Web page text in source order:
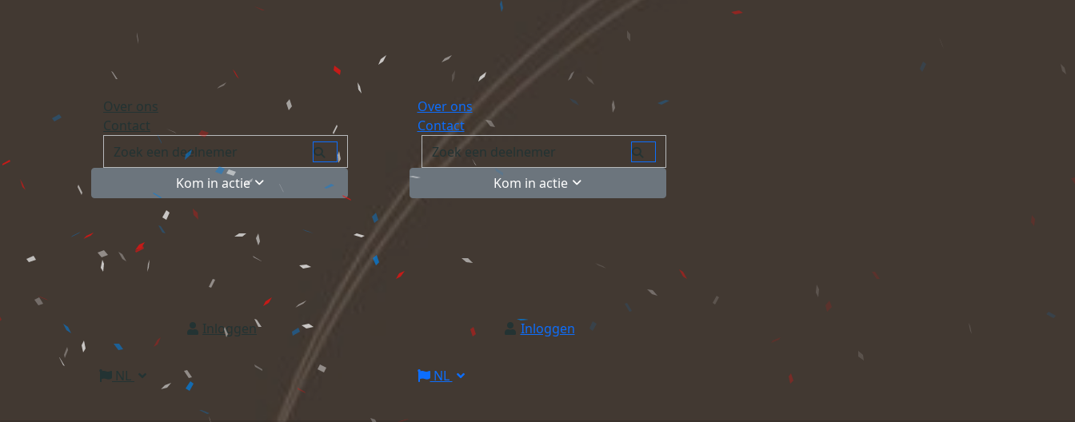
Over ons
Contact
Kom in actie
Inloggen
NL
Over ons
Contact
Kom in actie
Inloggen
NL